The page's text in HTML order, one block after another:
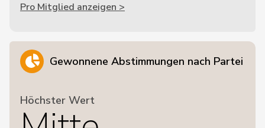
Pro Mitglied anzeigen >
Gewonnene Abstimmungen nach Partei
Höchster Wert